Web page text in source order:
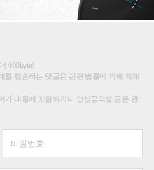
400byte)
를 훼손하는 댓글은 관련 법률에 의해 제재
가 내용에 포함되거나 인신공격성 글은 관